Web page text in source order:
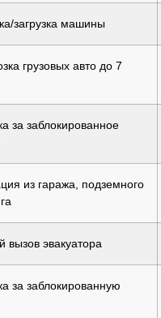
загрузка машины
грузовых авто до 7
за заблокированное
из гаража, подземного
вызов эвакуатора
за заблокированную